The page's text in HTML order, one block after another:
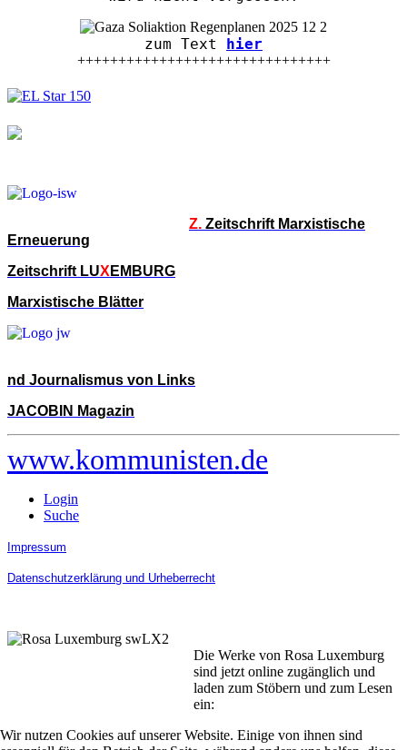
zum Text hier
+++++++++++++++++++++++++++++++
Z. Zeitschrift Marxistische
Erneuerung
Zeitschrift LUX EMBURG
Marxistische Blätter
nd Journalismus von Links
JACOBIN Magazin
www.kommunisten.de
Login
Suche
Impressum
Datenschutzerklärung und Urheberrecht
Die Werke von Rosa Luxemburg
sind jetzt online zugänglich und
laden zum Stöbern und zum Lesen
ein:
Wir nutzen Cookies auf unserer Website. Einige von ihnen sind